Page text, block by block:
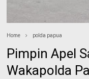
Home polda papua
Pimpin Apel
Wakapolda